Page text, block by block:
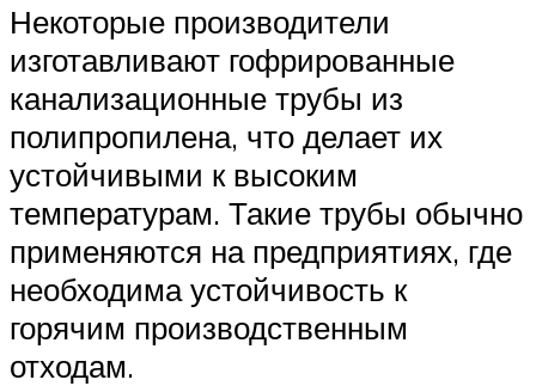
Некоторые производители
изготавливают гофрированные
канализационные трубы из
полипропилена, что делает их
устойчивыми к высоким
температурам. Такие трубы обычно
применяются на предприятиях, где
необходима устойчивость к
горячим производственным
отходам.